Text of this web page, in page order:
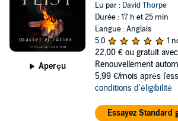
Aperçu
Lu par : David Thorpe
Durée : 17 h et 25 min
Langue : Anglais
5,0
1
22,00 € ou gratuit
Renouvellement
5,99 €/mois après
conditions d'éligibilité
Essayez Standard